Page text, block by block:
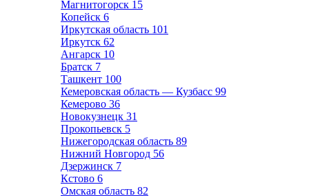
Магнитогорск 15
Копейск 6
Иркутская область 101
Иркутск 62
Ангарск 10
Братск 7
Ташкент 100
Кемеровская область — Кузбасс 99
Кемерово 36
Новокузнецк 31
Прокопьевск 5
Нижегородская область 89
Нижний Новгород 56
Дзержинск 7
Кстово 6
Омская область 82